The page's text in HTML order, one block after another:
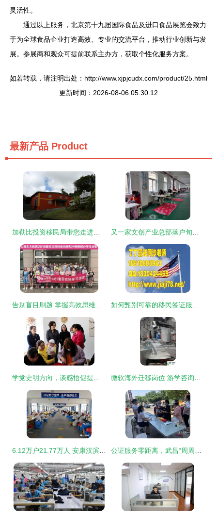
灵活性。
通过以上服务，北京第十九届国际食品及进口食品展览会致力
于为全球食品企业打造高效、专业的交流平台，推动行业创新与发
展。参展商和观众可提前联系主办方，获取个性化服务方案。
如若转载，请注明出处：http://www.xjpjcudx.com/product/25.html
更新时间：2026-08-06 05:30:12
最新产品 Product